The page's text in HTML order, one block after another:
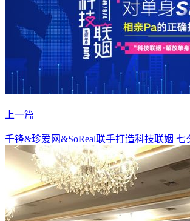
上一篇
千锋&珍爱网&SoReal联手打造科技联姻